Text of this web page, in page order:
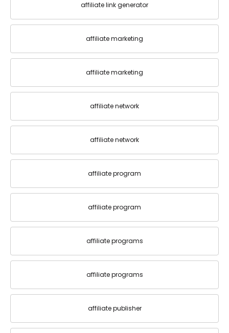
affiliate link generator
affiliate marketing
affiliate marketing
affiliate network
affiliate network
affiliate program
affiliate program
affiliate programs
affiliate programs
affiliate publisher